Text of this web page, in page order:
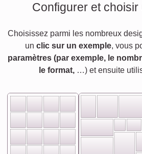
Configurer et choisir
Choisissez parmi les nombreux
un clic sur un exemple, vous
paramètres (par exemple, le
le format,…) et ensuite